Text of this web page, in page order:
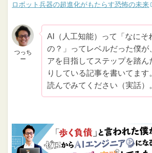
ロボット兵器の超進化がもたらす恐怖の未来
つっち
ー
AI（人工知能）って「なにそ
の？」ってレベルだった僕が
アを目指してステップを踏ん
りしている記事を書いてます
読んでみてください（実話）